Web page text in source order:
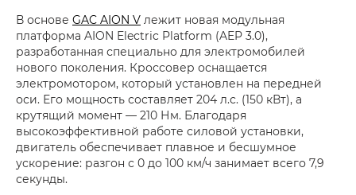
В основе GAC AION V лежит новая модульная
платформа AION Electric Platform (AEP 3.0),
разработанная специально для электромобилей
нового поколения. Кроссовер оснащается
электромотором, который установлен на передней
оси. Его мощность составляет 204 л.с. (150 кВт), а
крутящий момент — 210 Нм. Благодаря
высокоэффективной работе силовой установки,
двигатель обеспечивает плавное и бесшумное
ускорение: разгон с 0 до 100 км/ч занимает всего 7,9
секунды.